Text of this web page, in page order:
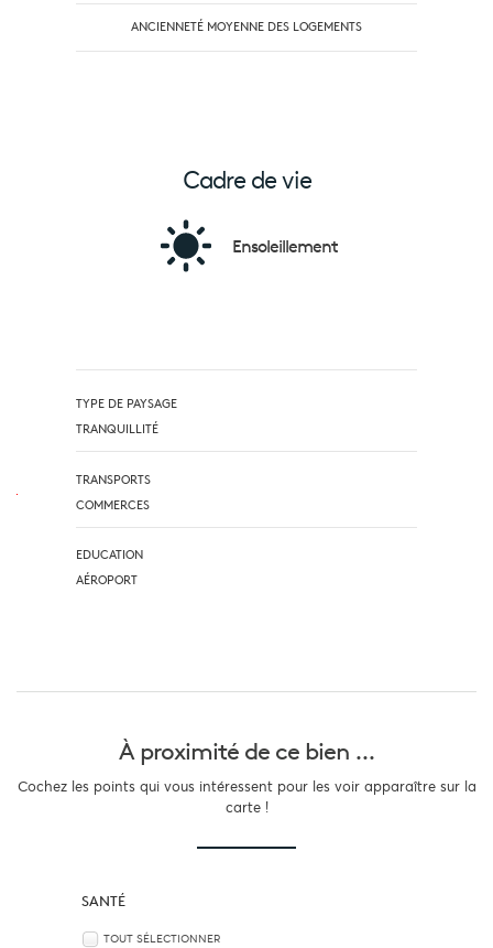
ANCIENNETÉ MOYENNE DES LOGEMENTS
Cadre de vie
Ensoleillement
TYPE DE PAYSAGE
TRANQUILLITÉ
TRANSPORTS
COMMERCES
EDUCATION
AÉROPORT
À proximité de ce bien ...
Cochez les points qui vous intéressent pour les voir apparaître sur la
carte !
SANTÉ
TOUT SÉLECTIONNER